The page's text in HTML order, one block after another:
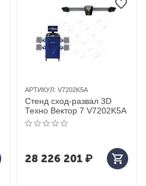
АРТИКУЛ: V7202K5A
Стенд сход-развал 3D
Техно Вектор 7 V7202K5A
28 226 201₽